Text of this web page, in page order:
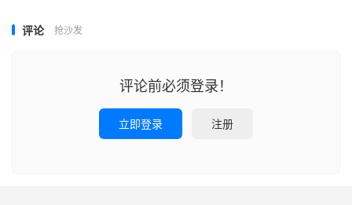
评论 抢沙发
评论前必须登录！
立即登录 注册